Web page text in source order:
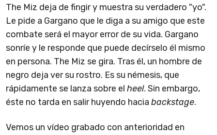
The Miz deja de fingir y muestra su verdadero "yo".
Le pide a Gargano que le diga a su amigo que este
combate será el mayor error de su vida. Gargano
sonríe y le responde que puede decírselo él mismo
en persona. The Miz se gira. Tras él, un hombre de
negro deja ver su rostro. Es su némesis, que
rápidamente se lanza sobre el heel. Sin embargo,
éste no tarda en salir huyendo hacia backstage.
Vemos un vídeo grabado con anterioridad en